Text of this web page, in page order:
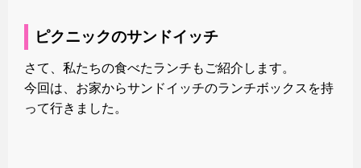
ピクニックのサンドイッチ
さて、私たちの食べたランチもご紹介します。
今回は、お家からサンドイッチのランチボックスを持
って行きました。